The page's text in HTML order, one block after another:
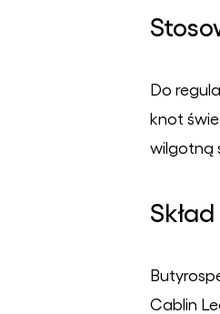
Do
knot
wilgotną
Skład
Cablin